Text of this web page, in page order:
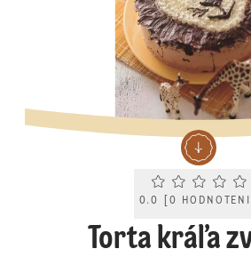
Current
0.0 0
Torta kráľa